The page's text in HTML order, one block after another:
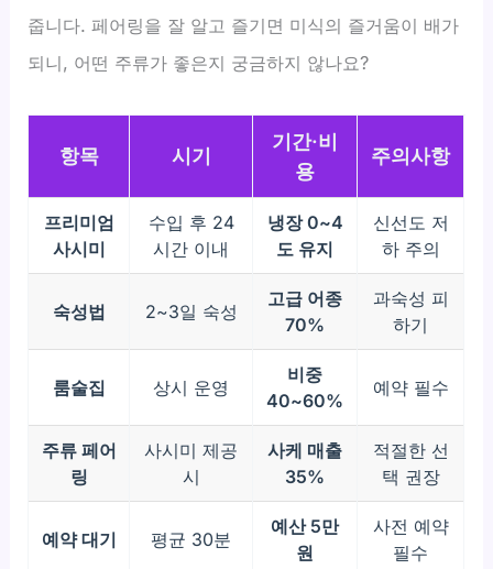
줍니다. 페어링을 잘 알고 즐기면 미식의 즐거움이 배가
되니, 어떤 주류가 좋은지 궁금하지 않나요?
항목 시기
기간·비
용
주의사항
프리미엄
사시미
수입 후 24
시간 이내
냉장 0~4
도 유지
신선도 저
하 주의
숙성법 2~3일 숙성
고급 어종
70%
과숙성 피
하기
룸술집 상시 운영
비중
40~60%
예약 필수
주류 페어
링
사시미 제공
시
사케 매출
35%
적절한 선
택 권장
예약 대기 평균 30분
예산 5만
원
사전 예약
필수